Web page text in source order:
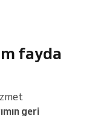
fayda
geri